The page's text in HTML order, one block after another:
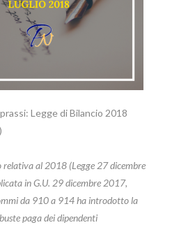
Legge di Bilancio 2018
relativa al 2018 (Legge 27 dicembre
in G.U. 29 dicembre 2017,
da 910 a 914 ha introdotto la
paga dei dipendenti